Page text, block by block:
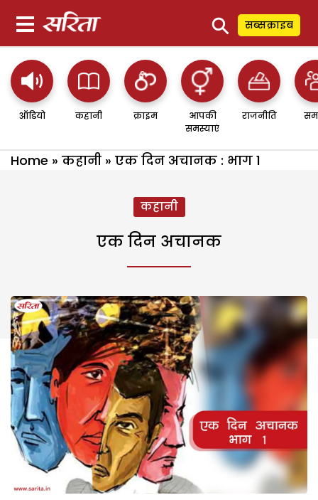
⚲ सब्सक्राइब
ऑडियो कहानी क्राइम
आपकी
समस्याएं
राजनीति
Home » कहानी » एक दिन अचानक : भाग 1
कहानी
एक दिन अचानक